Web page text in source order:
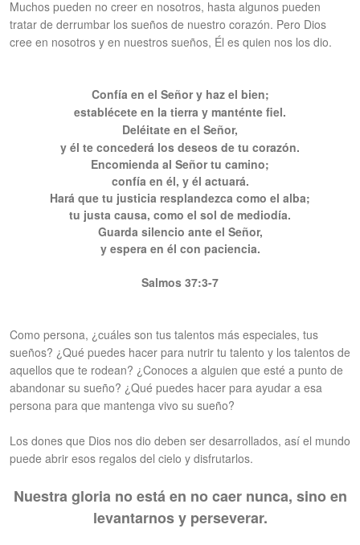
Muchos pueden no creer en nosotros, hasta algunos pueden
tratar de derrumbar los sueños de nuestro corazón. Pero Dios
cree en nosotros y en nuestros sueños, Él es quien nos los dio.
Confía en el Señor y haz el bien;
establécete en la tierra y manténte fiel.
Deléitate en el Señor,
y él te concederá los deseos de tu corazón.
Encomienda al Señor tu camino;
confía en él, y él actuará.
Hará que tu justicia resplandezca como el alba;
tu justa causa, como el sol de mediodía.
Guarda silencio ante el Señor,
y espera en él con paciencia.
Salmos 37:3-7
Como persona, ¿cuáles son tus talentos más especiales, tus
sueños? ¿Qué puedes hacer para nutrir tu talento y los talentos de
aquellos que te rodean? ¿Conoces a alguien que esté a punto de
abandonar su sueño? ¿Qué puedes hacer para ayudar a esa
persona para que mantenga vivo su sueño?
Los dones que Dios nos dio deben ser desarrollados, así el mundo
puede abrir esos regalos del cielo y disfrutarlos.
Nuestra gloria no está en no caer nunca, sino en
levantarnos y perseverar.